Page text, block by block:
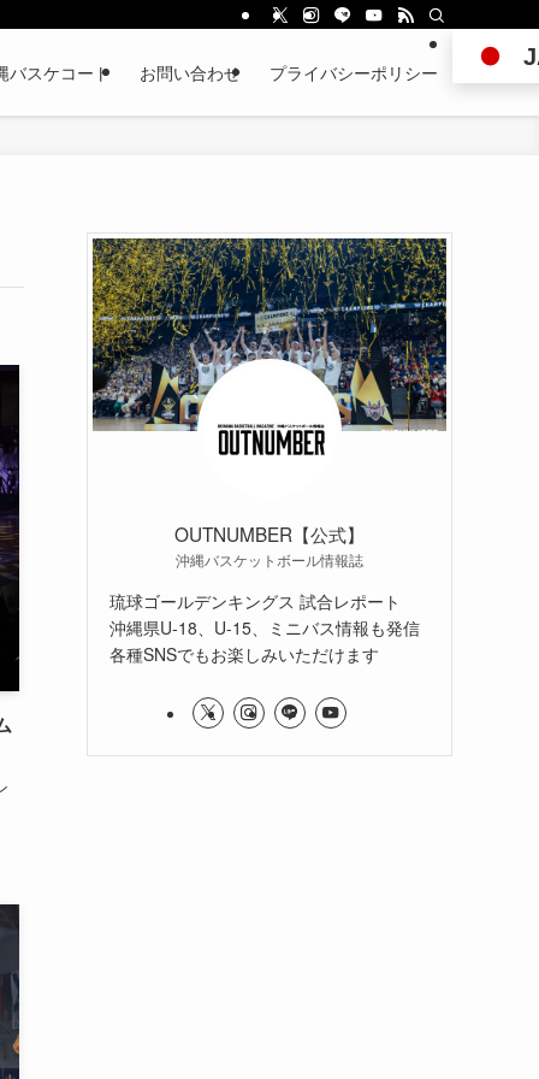
バスケコート お問い合わせ プライバシーポリシー
OUTNUMBER【公式】
沖縄バスケットボール情報誌
琉球ゴールデンキングス 試合レポート
沖縄県U-18、U-15、ミニバス情報も発信
各種SNSでもお楽しみいただけます